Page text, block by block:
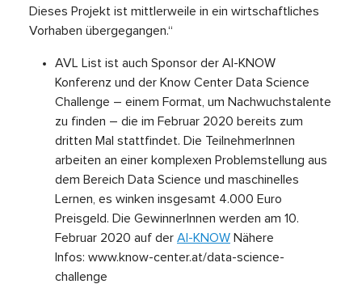
Dieses Projekt ist mittlerweile in ein wirtschaftliches
Vorhaben übergegangen.“
AVL List ist auch Sponsor der AI-KNOW
Konferenz und der Know Center Data Science
Challenge – einem Format, um Nachwuchstalente
zu finden – die im Februar 2020 bereits zum
dritten Mal stattfindet. Die TeilnehmerInnen
arbeiten an einer komplexen Problemstellung aus
dem Bereich Data Science und maschinelles
Lernen, es winken insgesamt 4.000 Euro
Preisgeld. Die GewinnerInnen werden am 10.
Februar 2020 auf der AI-KNOW Nähere
Infos: www.know-center.at/data-science-
challenge